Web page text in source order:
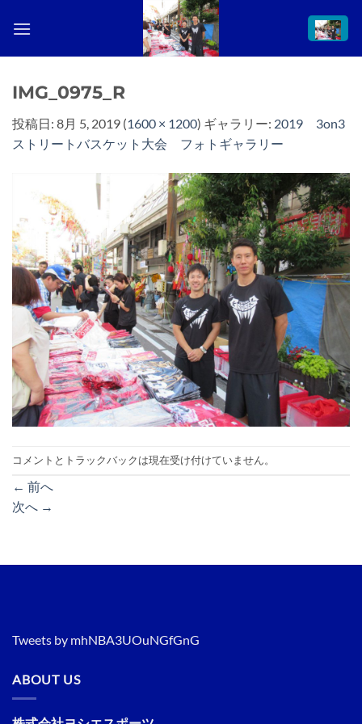
IMG_0975_R
投稿日: 8月 5, 2019 (1600 × 1200) ギャラリー: 2019 3on3
ストリートバスケット大会 フォトギャラリー
コメントとトラックバックは現在受け付けていません。
← 前へ
次へ →
Tweets by mhNBA3UOuNGfGnG
ABOUT US